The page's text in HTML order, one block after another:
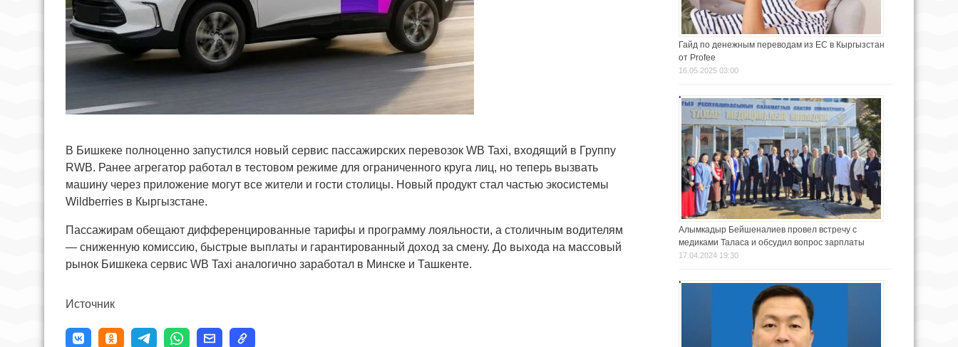
В Бишкеке полноценно запустился новый сервис пассажирских перевозок WB Taxi, входящий в Группу
RWB. Ранее агрегатор работал в тестовом режиме для ограниченного круга лиц, но теперь вызвать
машину через приложение могут все жители и гости столицы. Новый продукт стал частью экосистемы
Wildberries в Кыргызстане.
Пассажирам обещают дифференцированные тарифы и программу лояльности, а столичным водителям
— сниженную комиссию, быстрые выплаты и гарантированный доход за смену. До выхода на массовый
рынок Бишкека сервис WB Taxi аналогично заработал в Минске и Ташкенте.
Источник
Гайд по денежным переводам из ЕС в Кыргызстан
от Profee
16.05.2025 03:00
Алымкадыр Бейшеналиев провел встречу с
медиками Таласа и обсудил вопрос зарплаты
17.04.2024 19:30